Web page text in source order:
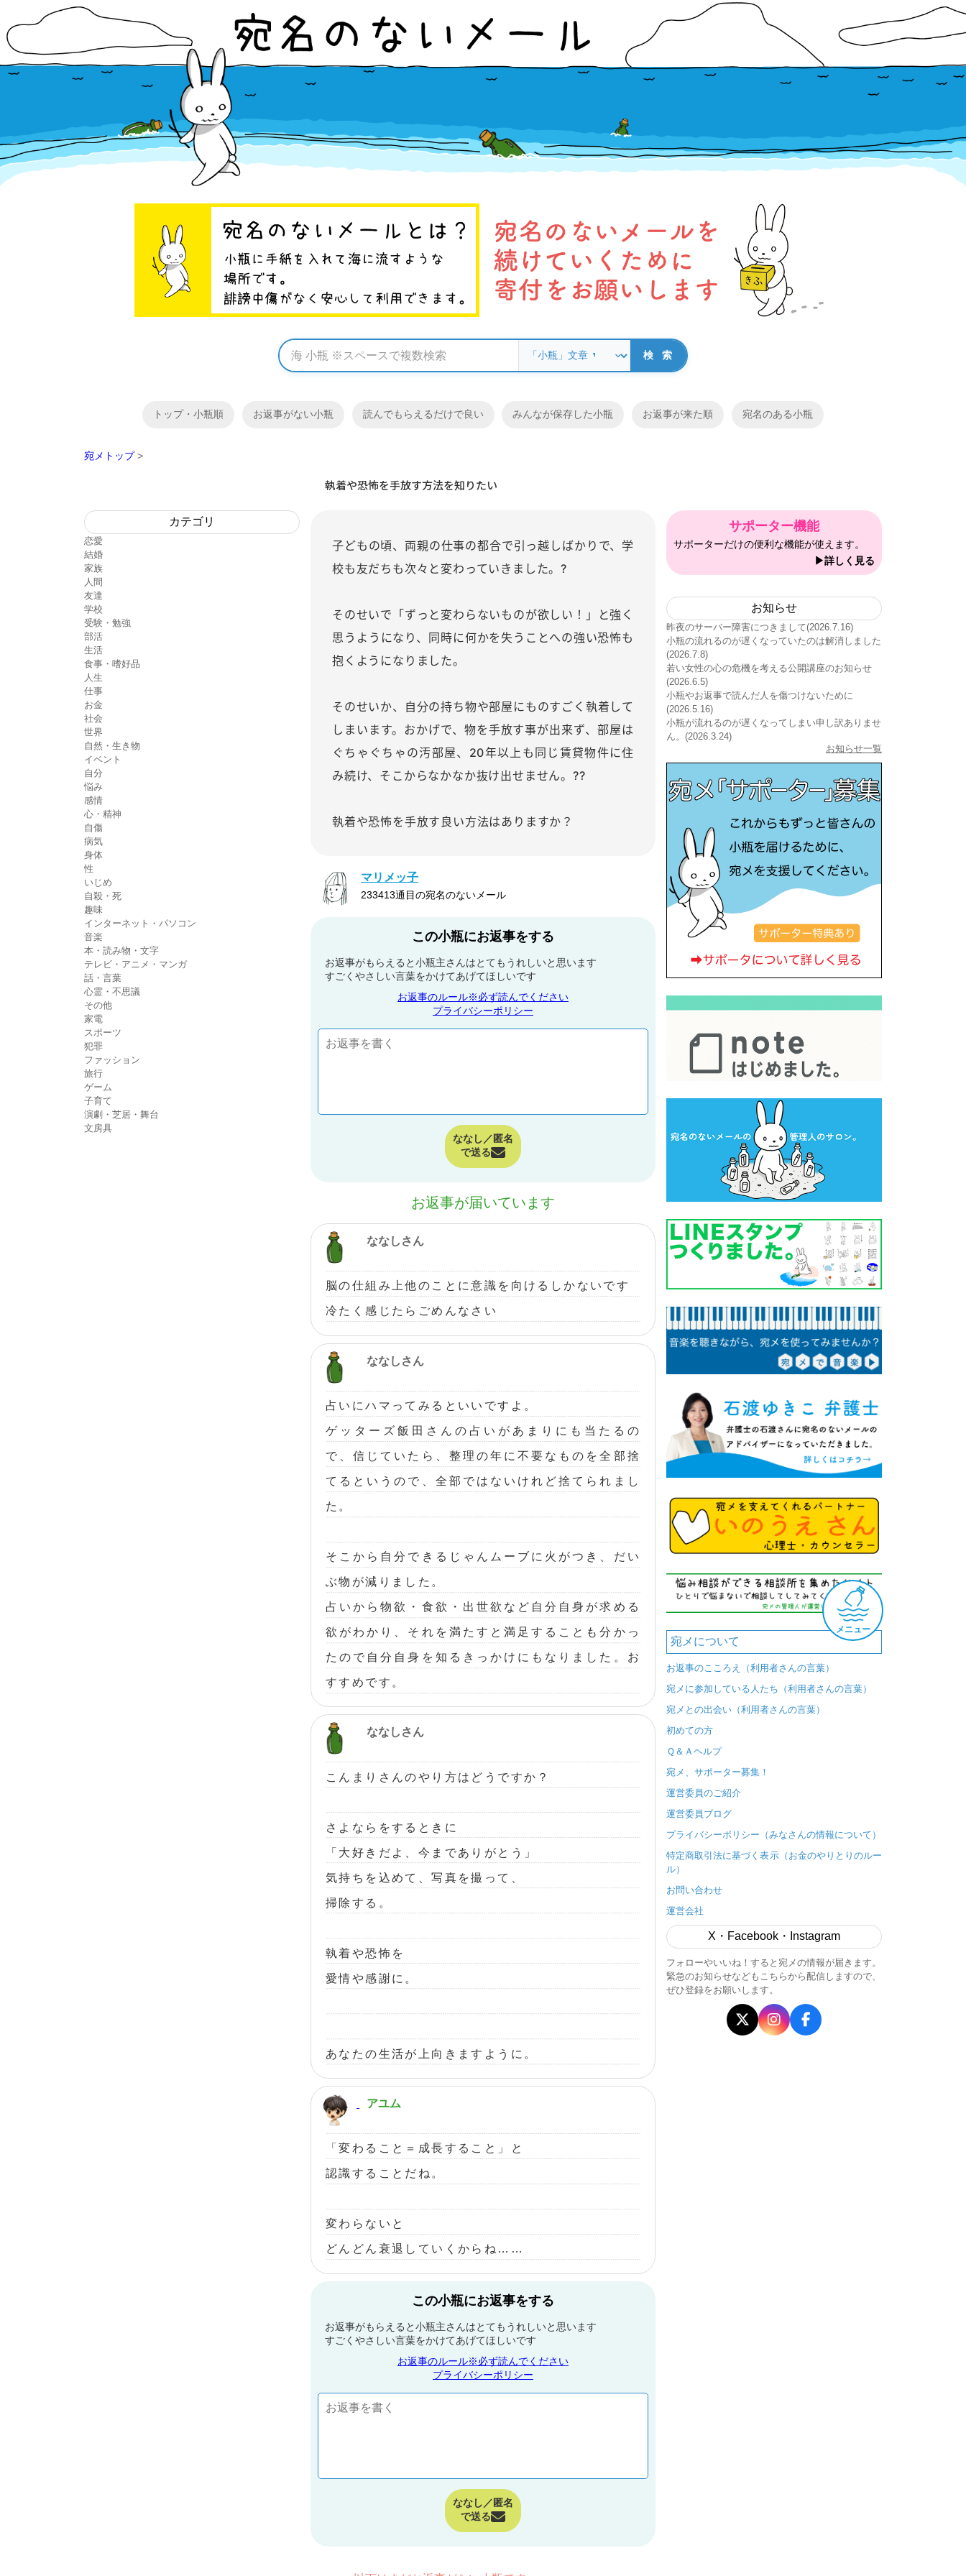
メニュー
トップ・小瓶順 お返事がない小瓶 読んでもらえるだけで良い みんなが保存した小瓶 お返事が来た順 宛名のある小瓶
宛メトップ >
執着や恐怖を手放す方法を知りたい
カテゴリ
恋愛
結婚
家族
人間
友達
学校
受験・勉強
部活
生活
食事・嗜好品
人生
仕事
お金
社会
世界
自然・生き物
イベント
自分
悩み
感情
心・精神
自傷
病気
身体
性
いじめ
自殺・死
趣味
インターネット・パソコン
音楽
本・読み物・文字
テレビ・アニメ・マンガ
話・言葉
心霊・不思議
その他
家電
スポーツ
犯罪
ファッション
旅行
ゲーム
子育て
演劇・芝居・舞台
文房具
子どもの頃、両親の仕事の都合で引っ越しばかりで、学
校も友だちも次々と変わっていきました。?
そのせいで「ずっと変わらないものが欲しい！」と強く
思うようになり、同時に何かを失うことへの強い恐怖も
抱くようになりました。
そのせいか、自分の持ち物や部屋にものすごく執着して
しまいます。おかげで、物を手放す事が出来ず、部屋は
ぐちゃぐちゃの汚部屋、20年以上も同じ賃貸物件に住
み続け、そこからなかなか抜け出せません。??
執着や恐怖を手放す良い方法はありますか？
マリメッ子
233413通目の宛名のないメール
この小瓶にお返事をする
お返事がもらえると小瓶主さんはとてもうれしいと思います
すごくやさしい言葉をかけてあげてほしいです
お返事のルール※必ず読んでください
プライバシーポリシー
ななし／匿名
で送る
お返事が届いています
ななしさん
脳の仕組み上他のことに意識を向けるしかないです
冷たく感じたらごめんなさい
ななしさん
占いにハマってみるといいですよ。
ゲッターズ飯田さんの占いがあまりにも当たるの
で、信じていたら、整理の年に不要なものを全部捨
てるというので、全部ではないけれど捨てられまし
た。
そこから自分できるじゃんムーブに火がつき、だい
ぶ物が減りました。
占いから物欲・食欲・出世欲など自分自身が求める
欲がわかり、それを満たすと満足することも分かっ
たので自分自身を知るきっかけにもなりました。お
すすめです。
ななしさん
こんまりさんのやり方はどうですか？
さよならをするときに
「大好きだよ、今までありがとう」
気持ちを込めて、写真を撮って、
掃除する。
執着や恐怖を
愛情や感謝に。
あなたの生活が上向きますように。
アユム
「変わること＝成長すること」と
認識することだね。
変わらないと
どんどん衰退していくからね……
この小瓶にお返事をする
お返事がもらえると小瓶主さんはとてもうれしいと思います
すごくやさしい言葉をかけてあげてほしいです
お返事のルール※必ず読んでください
プライバシーポリシー
ななし／匿名
で送る
サポーター機能
サポーターだけの便利な機能が使えます。
▶詳しく見る
お知らせ
昨夜のサーバー障害につきまして(2026.7.16)
小瓶の流れるのが遅くなっていたのは解消しました
(2026.7.8)
若い女性の心の危機を考える公開講座のお知らせ
(2026.6.5)
小瓶やお返事で読んだ人を傷つけないために
(2026.5.16)
小瓶が流れるのが遅くなってしまい申し訳ありませ
ん。(2026.3.24)
お知らせ一覧
宛メについて
お返事のこころえ（利用者さんの言葉）
宛メに参加している人たち（利用者さんの言葉）
宛メとの出会い（利用者さんの言葉）
初めての方
Ｑ＆Ａヘルプ
宛メ、サポーター募集！
運営委員のご紹介
運営委員ブログ
プライバシーポリシー（みなさんの情報について）
特定商取引法に基づく表示（お金のやりとりのルー
ル）
お問い合わせ
運営会社
X・Facebook・Instagram
フォローやいいね！すると宛メの情報が届きます。
緊急のお知らせなどもこちらから配信しますので、
ぜひ登録をお願いします。